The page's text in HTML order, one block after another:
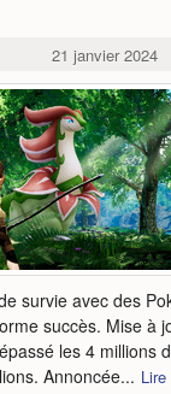
21 janvier 2024
survie avec des
succès. Mise à
les 4 millions
Annoncée...